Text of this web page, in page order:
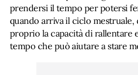
prendersi il tempo per potersi
quando arriva il ciclo mestruale,
proprio la capacità di rallentare
tempo che può aiutare a stare